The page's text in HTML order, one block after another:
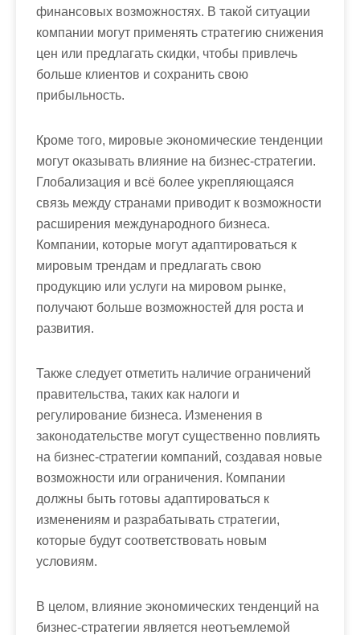
финансовых возможностях. В такой ситуации
компании могут применять стратегию снижения
цен или предлагать скидки, чтобы привлечь
больше клиентов и сохранить свою
прибыльность.
Кроме того, мировые экономические тенденции
могут оказывать влияние на бизнес-стратегии.
Глобализация и всё более укрепляющаяся
связь между странами приводит к возможности
расширения международного бизнеса.
Компании, которые могут адаптироваться к
мировым трендам и предлагать свою
продукцию или услуги на мировом рынке,
получают больше возможностей для роста и
развития.
Также следует отметить наличие ограничений
правительства, таких как налоги и
регулирование бизнеса. Изменения в
законодательстве могут существенно повлиять
на бизнес-стратегии компаний, создавая новые
возможности или ограничения. Компании
должны быть готовы адаптироваться к
изменениям и разрабатывать стратегии,
которые будут соответствовать новым
условиям.
В целом, влияние экономических тенденций на
бизнес-стратегии является неотъемлемой